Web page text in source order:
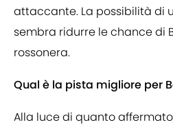
attaccante. La possibilità di
sembra ridurre le chance di
rossonera.
Qual è la pista migliore per
Alla luce di quanto